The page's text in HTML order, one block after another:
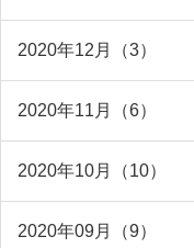
2020年12月（3）
2020年11月（6）
2020年10月（10）
2020年09月（9）